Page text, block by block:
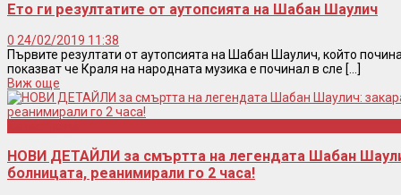
Ето ги резултатите от аутопсията на Шабан Шаулич
0 24/02/2019 11:38
Първите резултати от аутопсията на Шабан Шаулич, който
показват че Краля на народната музика е починал в сле [...]
Виж още
НОВИ ДЕТАЙЛИ за смъртта на легендата Шабан
болницата, реанимирали го 2 часа!